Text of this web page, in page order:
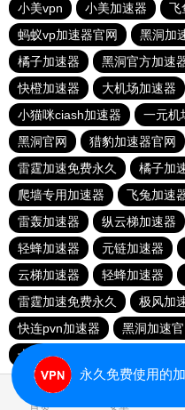
小美vpn
小美加速器 飞
蚂蚁vp加速器官网
黑洞加
橘子加速器
黑洞官方加速
快橙加速器
大机场加速器
小猫咪ciash加速器
一元机
黑洞官网
猎豹加速器官网
雷霆加速免费永久
橘子加
爬墙专用加速器
飞兔加速
雷轰加速器
纵云梯加速器
轻蜂加速器
元链加速器
云梯加速器
轻蜂加速器
雷霆加速免费永久
极风加
快连pvn加速器
黑洞加速
十大免费网络加速神器
首页 安卓
永久免费使用的